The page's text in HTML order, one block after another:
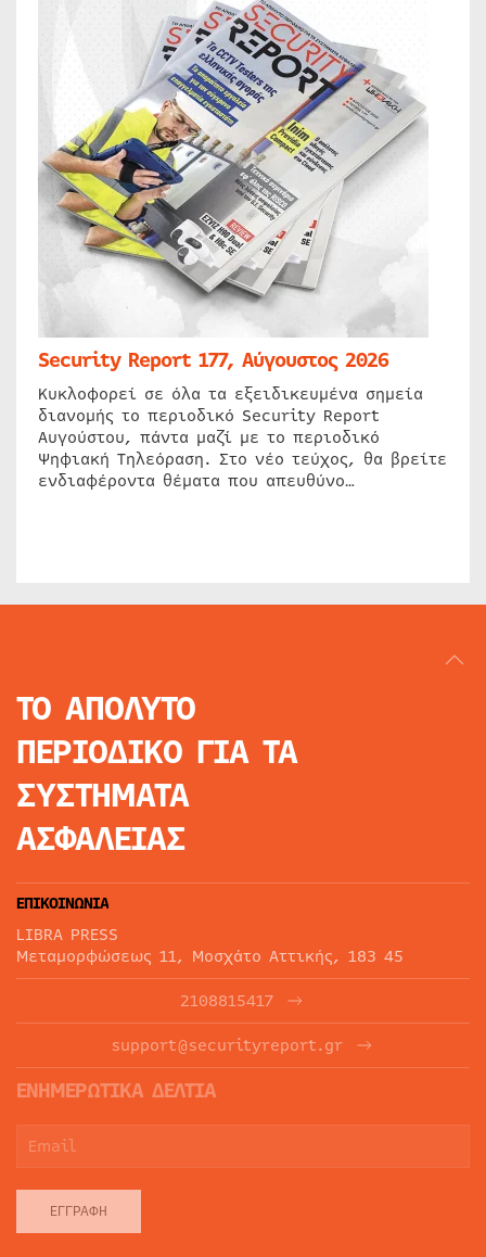
Security Report 177, Αύγουστος 2026
Κυκλοφορεί σε όλα τα εξειδικευμένα σημεία
διανομής το περιοδικό Security Report
Αυγούστου, πάντα μαζί με το περιοδικό
Ψηφιακή Τηλεόραση. Στο νέο τεύχος, θα βρείτε
ενδιαφέροντα θέματα που απευθύνο…
ΤΟ ΑΠΟΛΥΤΟ
ΠΕΡΙΟΔΙΚΟ ΓΙΑ ΤΑ
ΣΥΣΤΗΜΑΤΑ
ΑΣΦΑΛΕΙΑΣ
ΕΠΙΚΟΙΝΩΝΙΑ
LIBRA PRESS
Μεταμορφώσεως 11, Μοσχάτο Αττικής, 183 45
2108815417
support@securityreport.gr
ΕΝΗΜΕΡΩΤΙΚΑ ΔΕΛΤΙΑ
ΕΓΓΡΑΦΉ